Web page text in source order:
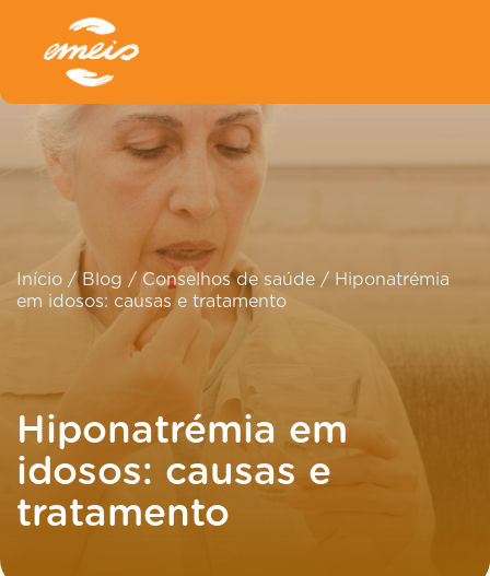
Início / Blog /Conselhos de saúde / Hiponatrémia
em idosos: causas e tratamento
Hiponatrémia em
idosos: causas e
tratamento